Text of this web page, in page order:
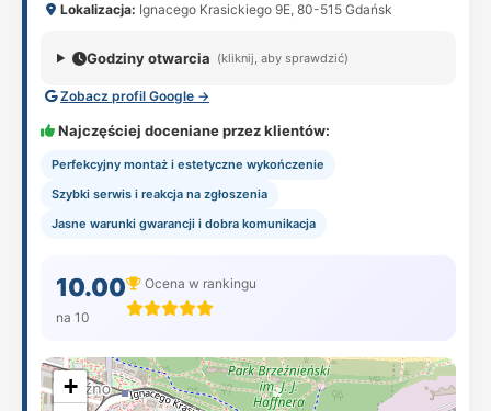
Lokalizacja: Ignacego Krasickiego 9E, 80-515 Gdańsk
Godziny otwarcia (kliknij, aby sprawdzić)
Zobacz profil Google →
Najczęściej doceniane przez klientów:
Perfekcyjny montaż i estetyczne wykończenie
Szybki serwis i reakcja na zgłoszenia
Jasne warunki gwarancji i dobra komunikacja
10.00
na 10
Ocena w rankingu
+